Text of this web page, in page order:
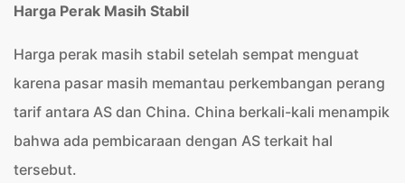
Harga Perak Masih Stabil
Harga perak masih stabil setelah sempat menguat
karena pasar masih memantau perkembangan perang
tarif antara AS dan China. China berkali-kali menampik
bahwa ada pembicaraan dengan AS terkait hal
tersebut.